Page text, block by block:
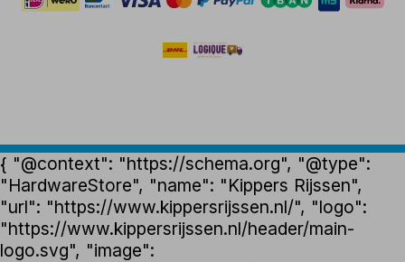
{ "@context": "https://schema.org", "@type":
"HardwareStore", "name": "Kippers Rijssen",
"url": "https://www.kippersrijssen.nl/", "logo":
"https://www.kippersrijssen.nl/header/main-
logo.svg", "image":